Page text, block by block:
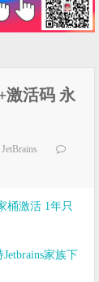
激活码 永
JetBrains
桶激活 1年只
家族下